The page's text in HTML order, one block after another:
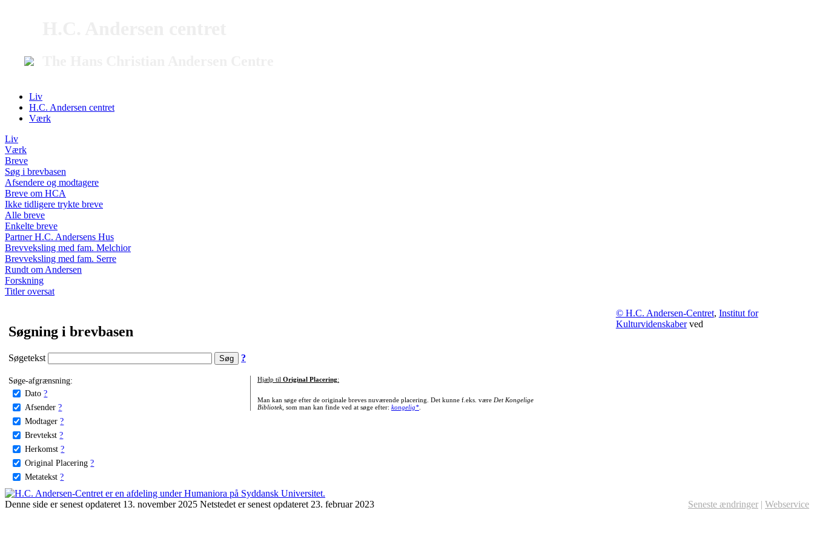
Liv
H.C. Andersen centret
Værk
Liv
Værk
Breve
Søg i brevbasen
Afsendere og modtagere
Breve om HCA
Ikke tidligere trykte breve
Alle breve
Enkelte breve
Partner H.C. Andersens Hus
Brevveksling med fam. Melchior
Brevveksling med fam. Serre
Rundt om Andersen
Forskning
Titler oversat
Søgning i brevbasen
Søgetekst ?
Søge-afgrænsning:
Dato ?
Afsender ?
Modtager ?
Brevtekst ?
Herkomst ?
Original Placering ?
Metatekst ?
Hjælp til Original Placering:
Man kan søge efter de originale breves nuværende placering. Det kunne f.eks. være Det Kongelige
Bibliotek, som man kan finde ved at søge efter: kongelig*.
© H.C. Andersen-Centret, Institut for
Kulturvidenskaberved
Denne side er senest opdateret 13. november 2025 Netstedet er senest opdateret 23. februar 2023 Seneste ændringer | Webservice